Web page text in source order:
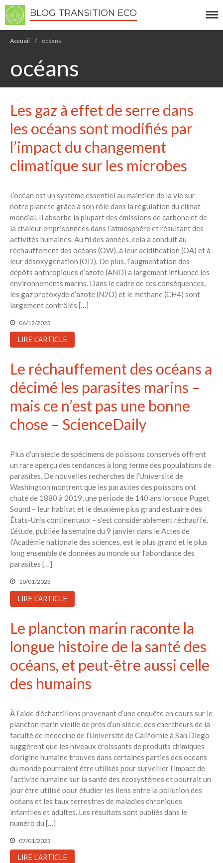
Développement durable
🌿Recettes Bio DIY
RECHERCHER
Recent Posts
6 éco-actions faciles à prendre
avec vos enfants
Réduire les déchets : votre
guide pour les citoyens et les
électeurs
Toits verts | Association
Permaculturelle
automatique pour prédire le
Applied Ecologist
Recent Comments
Aucun commentaire à afficher.
BLOG TRANSITION ECO
Accueil / océans
océans
Les gaz à effet de serre dans
les océans sont modifiés par
l’impact du changement
climatique sur les microbes
L’océan est un système essentiel au maintien de la vie sur
notre planète grâce à son rôle dans la régulation du climat
mondial. Il absorbe la plupart des émissions de carbone et de
la chaleur emprisonnées dans l’atmosphère et résultant des
activités humaines. Au fil des années, cela a conduit au
réchauffement des océans (OW), à leur acidification (OA) et à
leur désoxygénation (OD). De plus, l’augmentation des
dépôts anthropiques d’azote (AND) a largement influencé les
environnements marins. Dans le cadre de ces conséquences,
les gaz protoxyde d’azote (N2O) et le méthane (CH4) sont
largement contrôlés […]
06/12/2023
LIRE L'ARTICLE
Le réchauffement des océans a
décimé les parasites marins –
mais ce n’est pas une bonne
chose – ScienceDaily
Plus d’un siècle de spécimens de poissons conservés offrent
un rare aperçu des tendances à long terme des populations de
parasites. De nouvelles recherches de l’Université de
Washington montrent que les parasites des poissons ont
chuté de 1880 à 2019, une période de 140 ans lorsque Puget
Sound – leur habitat et le deuxième plus grand estuaire des
États-Unis continentaux – s’est considérablement réchauffé.
L’étude, publiée la semaine du 9 janvier dans le Actes de
l’Académie nationale des sciences, est le plus grand et le plus
long ensemble de données au monde sur l’abondance des
parasites […]
10/01/2023
LIRE L'ARTICLE
Le plancton marin raconte la
longue histoire de la santé des
océans, et peut-être aussi celle
des humains
À l’aide d’échantillons provenant d’une enquête en cours sur le
plancton marin vieille de près d’un siècle, des chercheurs de la
faculté de médecine de l’Université de Californie à San Diego
suggèrent que les niveaux croissants de produits chimiques
d’origine humaine trouvés dans certaines parties des océans
du monde pourraient être utilisés pour surveiller l’impact de
l’activité humaine sur la santé des écosystèmes et pourrait un
jour être utilisé pour étudier les liens entre la pollution des
océans et les taux terrestres de maladies chroniques
infantiles et adultes. Les résultats sont publiés dans le
numéro du […]
07/01/2023
LIRE L'ARTICLE